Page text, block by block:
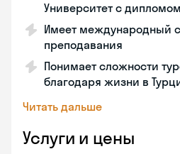
Университет с дипломом
Имеет международный
преподавания
Понимает сложности
благодаря жизни в
Читать дальше
Услуги и цены